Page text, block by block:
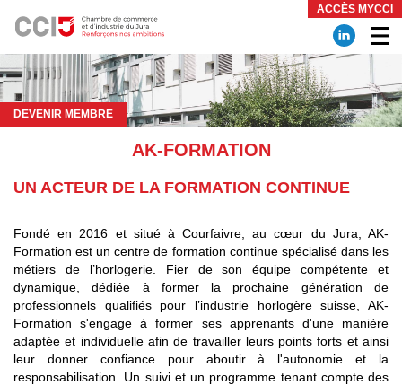
ACCÈS MYCCI
DEVENIR MEMBRE
AK-FORMATION
UN ACTEUR DE LA FORMATION CONTINUE
Fondé en 2016 et situé à Courfaivre, au cœur du Jura, AK-
Formation est un centre de formation continue spécialisé dans les
métiers de l’horlogerie. Fier de son équipe compétente et
dynamique, dédiée à former la prochaine génération de
professionnels qualifiés pour l’industrie horlogère suisse, AK-
Formation s'engage à former ses apprenants d'une manière
adaptée et individuelle afin de travailler leurs points forts et ainsi
leur donner confiance pour aboutir à l'autonomie et la
responsabilisation. Un suivi et un programme tenant compte des